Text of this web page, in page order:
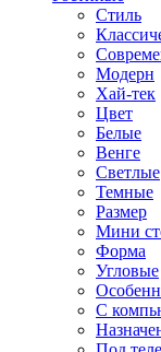
Стиль
Модерн
Хай-тек
Цвет
Белые
Венге
Светлые
Темные
Размер
Мини
Форма
Угловые
С